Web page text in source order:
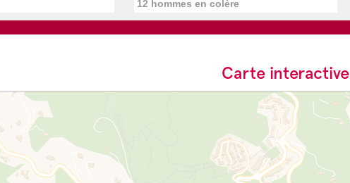
12 hommes en colère
Carte interactive